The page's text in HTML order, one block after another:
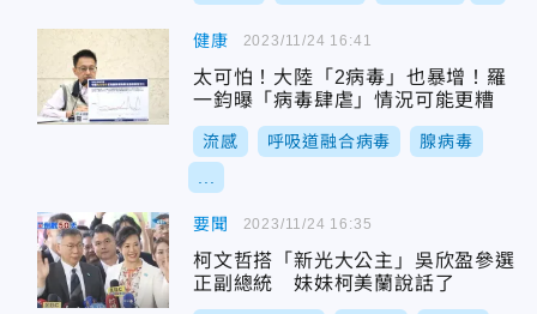
健康
太可怕！大陸「2病毒」也暴增！羅
一鈞曝「病毒肆虐」情況可能更糟
流感 呼吸道融合病毒 腺病毒
2023/11/24 16:41
要聞
柯文哲搭「新光大公主」吳欣盈參選
正副總統 妹妹柯美蘭說話了
2023/11/24 16:35